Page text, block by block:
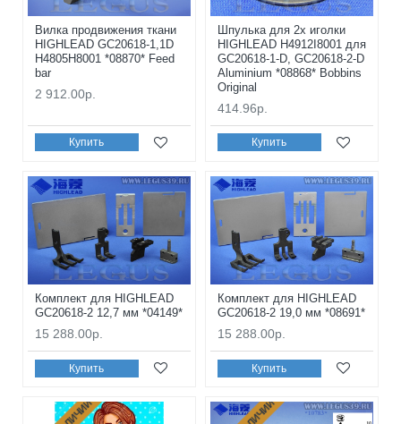
Вилка продвижения ткани
HIGHLEAD GC20618-1,1D
H4805H8001 *08870* Feed
bar
2 912.00р.
Купить
Шпулька для 2x иголки
HIGHLEAD H4912I8001 для
GC20618-1-D, GC20618-2-D
Aluminium *08868* Bobbins
Original
414.96р.
Купить
Комплект для HIGHLEAD
GC20618-2 12,7 мм *04149*
15 288.00р.
Купить
Комплект для HIGHLEAD
GC20618-2 19,0 мм *08691*
15 288.00р.
Купить